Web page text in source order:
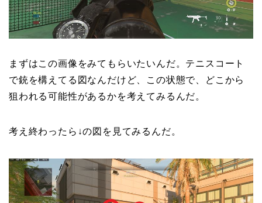
まずはこの画像をみてもらいたいんだ。テニスコート
で銃を構えてる図なんだけど、この状態で、どこから
狙われる可能性があるかを考えてみるんだ。
考え終わったら↓の図を見てみるんだ。